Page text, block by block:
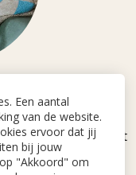
ik weet hoe het
en hoe
Een aantal
van de website.
ervoor dat jij
bij jouw
"Akkoord" om